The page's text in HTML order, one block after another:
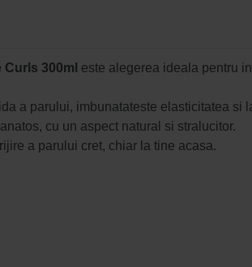
300ml este alegerea ideala pentru
a parului, imbunatateste elasticitatea si
cu un aspect natural si stralucitor.
a parului cret, chiar la tine acasa.